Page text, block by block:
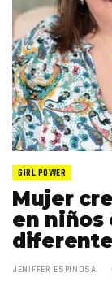
GIRL POWER
Mujer
en niños
JENIFFER ESPINOSA